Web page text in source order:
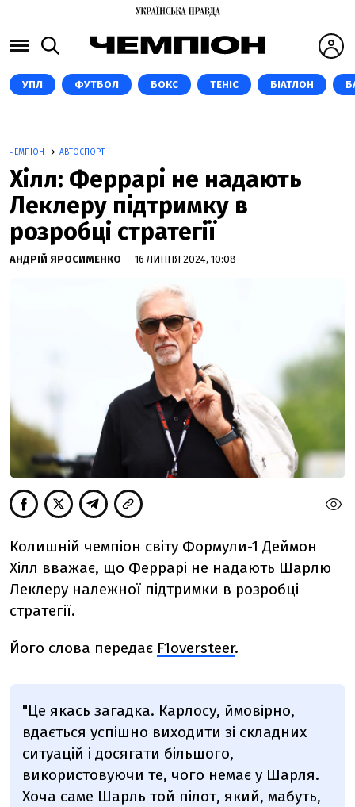
УПЛ ФУТБОЛ БОКС ТЕНІС БІАТЛОН
ЧЕМПІОН АВТОСПОРТ
Хілл: Феррарі не надають
Леклеру підтримку в
розробці стратегії
АНДРІЙ ЯРОСИМЕНКО — 16 ЛИПНЯ 2024, 10:08
Колишній чемпіон світу Формули-1 Деймон
Хілл вважає, що Феррарі не надають Шарлю
Леклеру належної підтримки в розробці
стратегії.
Його слова передає F1oversteer.
"Це якась загадка. Карлосу, ймовірно,
вдається успішно виходити зі складних
ситуацій і досягати більшого,
використовуючи те, чого немає у Шарля.
Хоча саме Шарль той пілот, який, мабуть,